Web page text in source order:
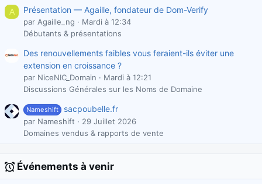
A Présentation — Agaille, fondateur de Dom-Verify
par Agaille_ng
Mardi à 12:34
Débutants & présentations
Des renouvellements faibles vous feraient-ils éviter une
extension en croissance ?
par NiceNIC_Domain
Mardi à 12:21
Discussions Générales sur les Noms de Domaine
Nameshift sacpoubelle.fr
par Nameshift
29 Juillet 2026
Domaines vendus & rapports de vente
Événements à venir